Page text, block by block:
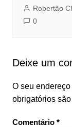
Robertão
0
Deixe um
O seu
obrigatórios
Comentário *